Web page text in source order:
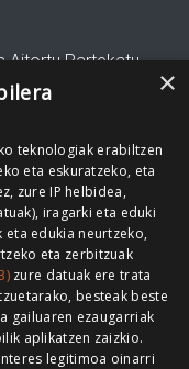
Aitortu Partekatu
PUBLIZITATEA
RSS
×
teknologiak erabiltzen
eta eskuratzeko, eta
zure IP helbidea,
iragarki eta eduki
edukia neurtzeko,
eta zerbitzuak
zure datuak ere trata
besteak beste
gailuaren ezaugarriak
aplikatzen zaizkio.
legitimoa oinarri